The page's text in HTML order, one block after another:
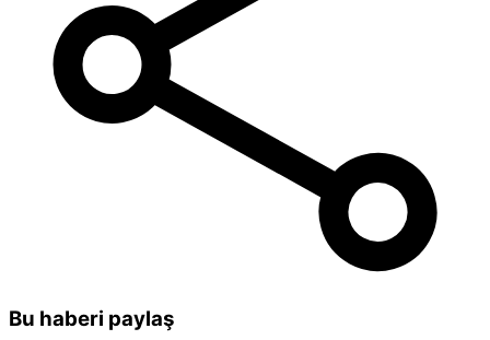
Bu haberi paylaş